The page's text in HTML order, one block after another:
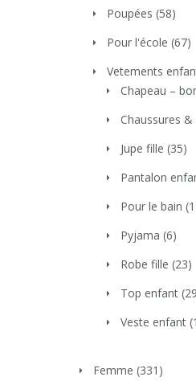
Poupées (58)
Pour l'école (67)
Vetements
Chapeau –
Chaussures
Jupe fille (35)
Pantalon
Pour le bain
Pyjama (6)
Robe fille (23)
Top enfant
Veste enfant
Femme (331)